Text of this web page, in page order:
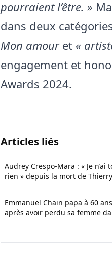
pourraient l’être. »
dans deux
Mon amouret «
engagement et
Awards 2024.
Articles liés
Audrey Crespo-Mara : « Je n’ai
rien » depuis la mort de
Emmanuel Chain papa à 60
après avoir perdu sa femme